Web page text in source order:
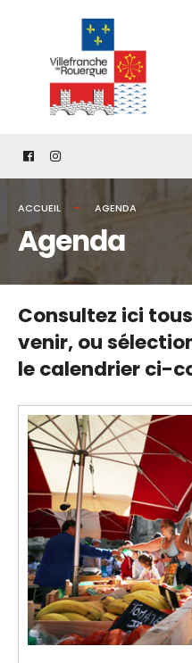
content
ACCUEIL AGENDA
Agenda
Consultez ici
venir,ou
le calendrier ci-